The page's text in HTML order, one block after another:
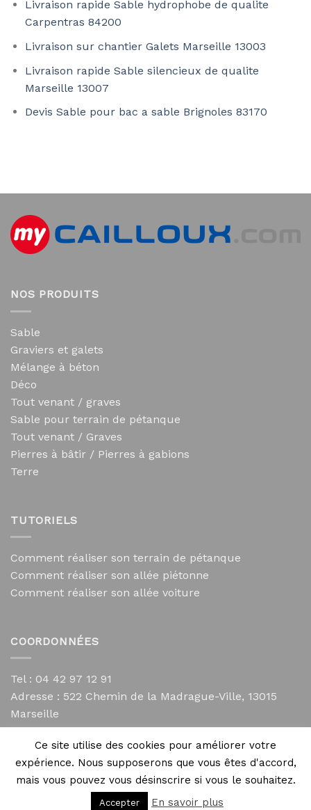
Livraison rapide Sable hydrophobe de qualite
Carpentras 84200
Livraison sur chantier Galets Marseille 13003
Livraison rapide Sable silencieux de qualite
Marseille 13007
Devis Sable pour bac a sable Brignoles 83170
NOS PRODUITS
Sable
Graviers et galets
Mélange à béton
Déco
Tout venant / graves
Sable pour terrain de pétanque
Tout venant / Graves
Pierres à bâtir / Pierres à gabions
Terre
TUTORIELS
Comment réaliser son terrain de pétanque
Comment réaliser son allée piétonne
Comment réaliser son allée voiture
COORDONNÉES
Tel : 04 42 97 12 91
Adresse : 522 Chemin de la Madrague-Ville, 13015
Marseille
contact@mycailloux.com
Mentions légales
Copyright 2026 © Directives Web
Ce site utilise des cookies pour améliorer votre
expérience. Nous supposerons que vous êtes d'accord,
mais vous pouvez vous désinscrire si vous le souhaitez.
Accepter En savoir plus